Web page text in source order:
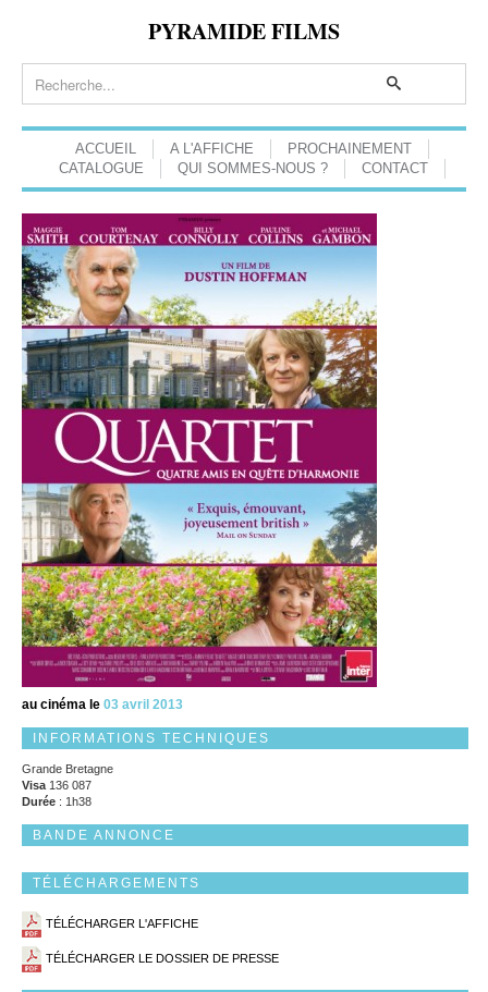
PYRAMIDE FILMS
ACCUEIL A L'AFFICHE
PROCHAINEMENT
CATALOGUE
QUI SOMMES-NOUS ? CONTACT
au cinéma le 03 avril 2013
INFORMATIONS TECHNIQUES
Grande Bretagne
Visa 136 087
Durée : 1h38
BANDE ANNONCE
TÉLÉCHARGEMENTS
TÉLÉCHARGER L'AFFICHE
TÉLÉCHARGER LE DOSSIER DE PRESSE